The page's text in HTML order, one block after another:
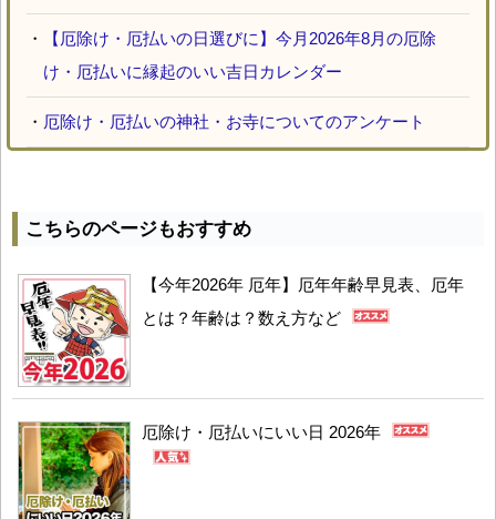
・
【厄除け・厄払いの日選びに】今月2026年8月の厄除
け・厄払いに縁起のいい吉日カレンダー
・ 厄除け・厄払いの神社・お寺についてのアンケート
こちらのページもおすすめ
【今年2026年 厄年】厄年年齢早見表、厄年
とは？年齢は？数え方など
厄除け・厄払いにいい日 2026年